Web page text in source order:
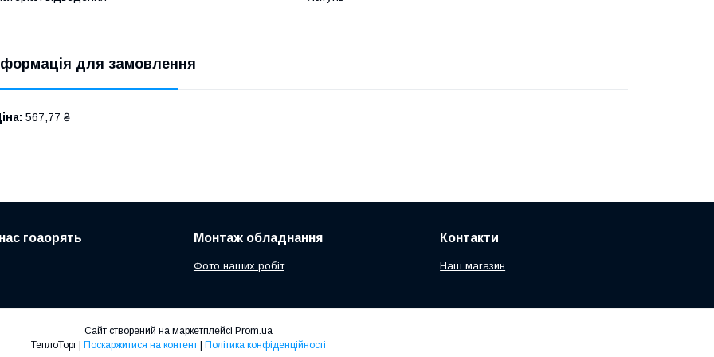
для замовлення
567,77 ₴
гоаорять Монтаж обладнання
Фото наших робіт
Контакти
Наш магазин
Сайт створений на маркетплейсі Prom.ua
Поскаржитися на контент Політика конфіденційності